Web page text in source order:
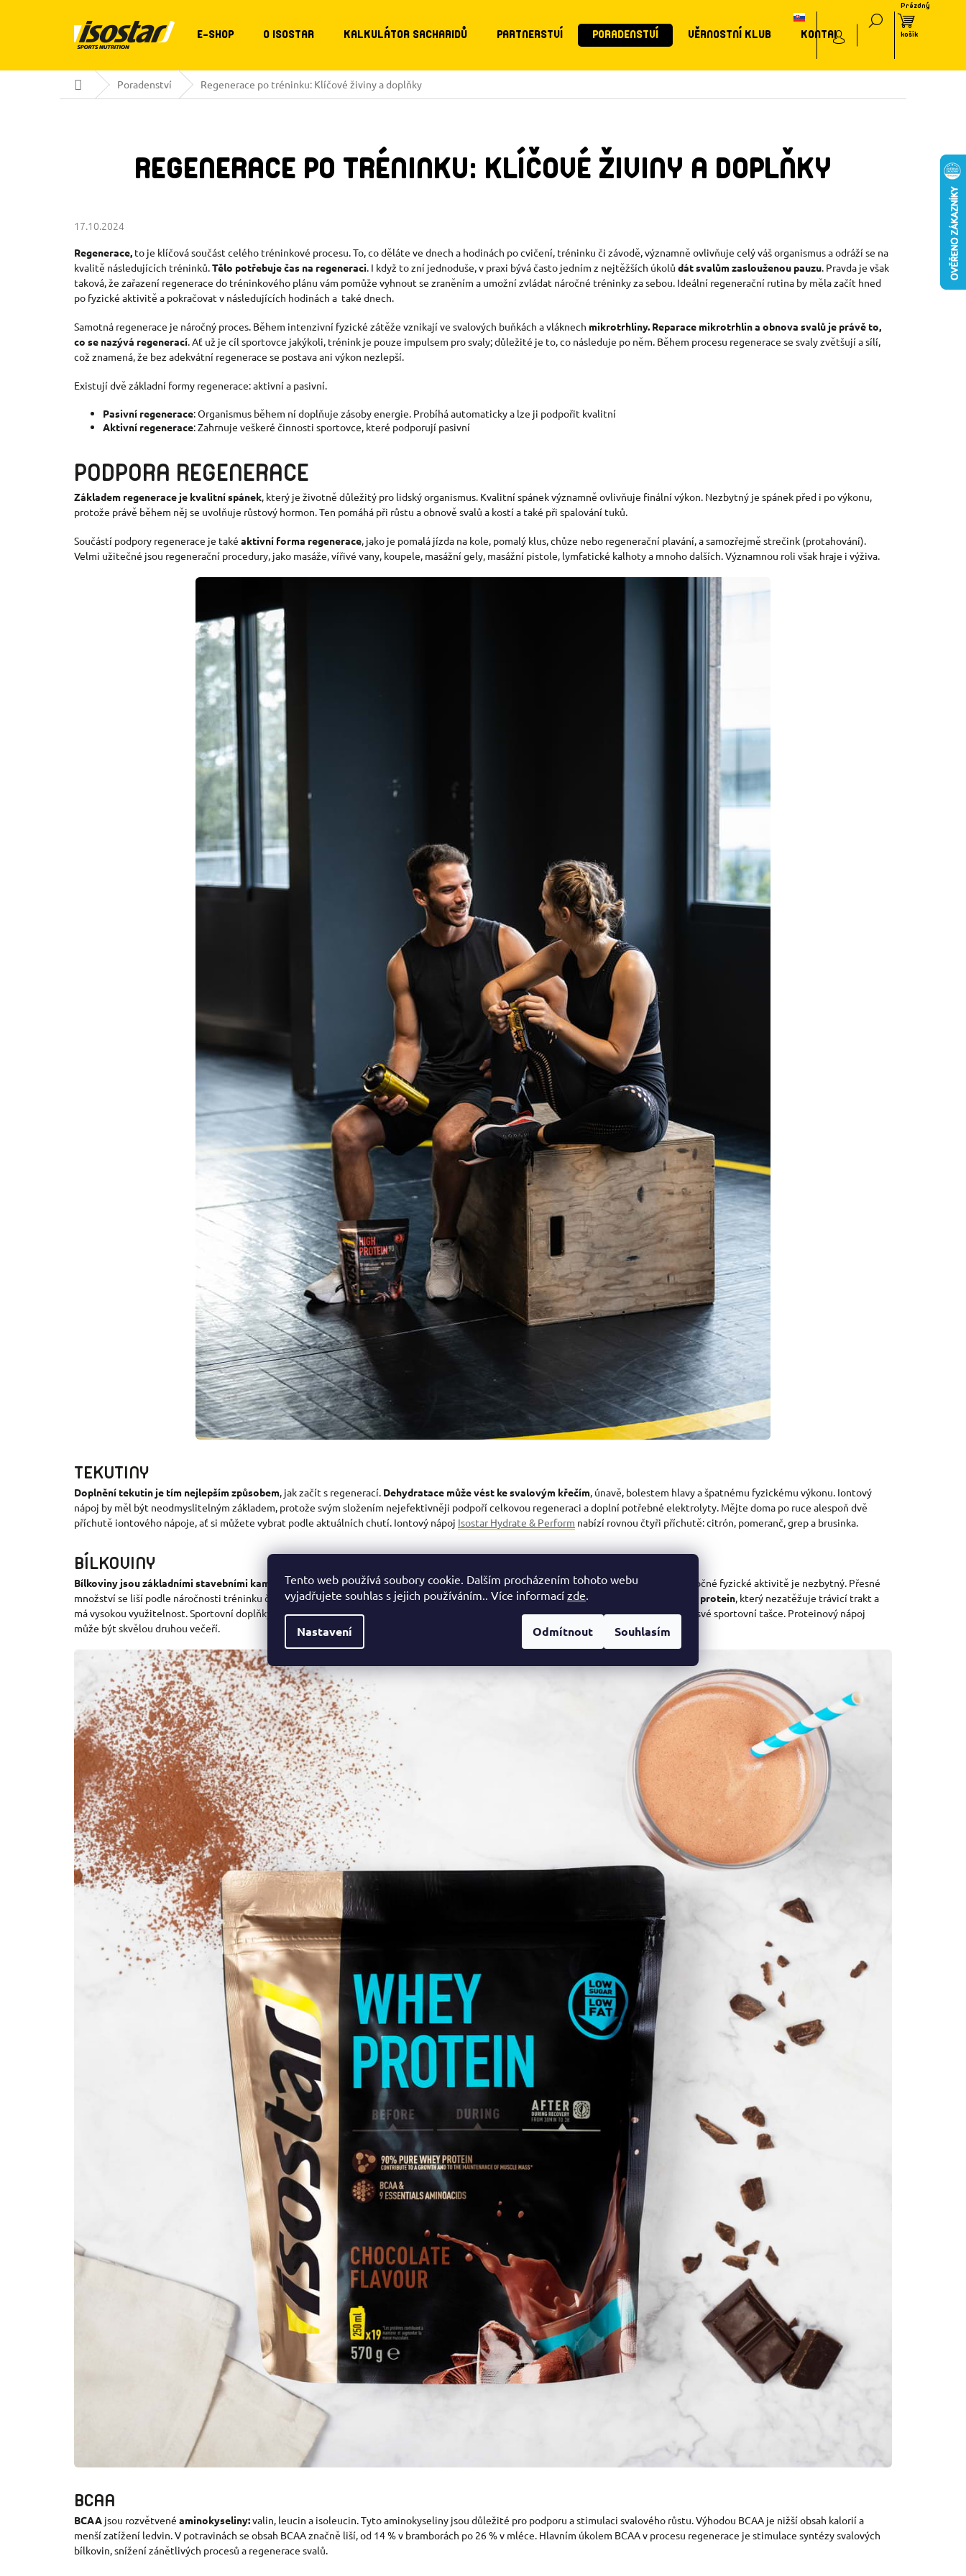
Tento web používá soubory cookie. Dalším procházením tohoto webu
vyjadřujete souhlas s jejich používáním.. Více informací zde.
Nastavení Odmítnout Souhlasím
E-SHOP O ISOSTAR KALKULÁTOR SACHARIDŮ PARTNERSTVÍ PORADENSTVÍ VĚRNOSTNÍ KLUB KONTAKT
Domů Poradenství Regenerace po tréninku: Klíčové živiny a doplňky
REGENERACE PO TRÉNINKU: KLÍČOVÉ ŽIVINY A DOPLŇKY
17.10.2024
Regenerace, to je klíčová součást celého tréninkové procesu. To, co děláte ve dnech a hodinách po cvičení, tréninku či závodě, významně ovlivňuje celý váš organismus a odráží se na
kvalitě následujících tréninků. Tělo potřebuje čas na regeneraci . I když to zní jednoduše, v praxi bývá často jedním z nejtěžších úkolů dát svalům zaslouženou pauzu . Pravda je však
taková, že zařazení regenerace do tréninkového plánu vám pomůže vyhnout se zraněním a umožní zvládat náročné tréninky za sebou. Ideální regenerační rutina by měla začít hned
po fyzické aktivitě a pokračovat v následujících hodinách a také dnech.
Samotná regenerace je náročný proces. Během intenzivní fyzické zátěže vznikají ve svalových buňkách a vláknech mikrotrhliny. Reparace mikrotrhlin a obnova svalů je právě to,
co se nazývá regenerací . Ať už je cíl sportovce jakýkoli, trénink je pouze impulsem pro svaly; důležité je to, co následuje po něm. Během procesu regenerace se svaly zvětšují a sílí,
což znamená, že bez adekvátní regenerace se postava ani výkon nezlepší.
Existují dvě základní formy regenerace: aktivní a pasivní.
Pasivní regenerace: Organismus během ní doplňuje zásoby energie. Probíhá automaticky a lze ji podpořit kvalitní
Aktivní regenerace: Zahrnuje veškeré činnosti sportovce, které podporují pasivní
PODPORA REGENERACE
Základem regenerace je kvalitní spánek, který je životně důležitý pro lidský organismus. Kvalitní spánek významně ovlivňuje finální výkon. Nezbytný je spánek před i po výkonu,
protože právě během něj se uvolňuje růstový hormon. Ten pomáhá při růstu a obnově svalů a kostí a také při spalování tuků.
Součástí podpory regenerace je také aktivní forma regenerace, jako je pomalá jízda na kole, pomalý klus, chůze nebo regenerační plavání, a samozřejmě strečink (protahování).
Velmi užitečné jsou regenerační procedury, jako masáže, vířivé vany, koupele, masážní gely, masážní pistole, lymfatické kalhoty a mnoho dalších. Významnou roli však hraje i výživa.
TEKUTINY
Doplnění tekutin je tím nejlepším způsobem, jak začít s regenerací. Dehydratace může vést ke svalovým křečím, únavě, bolestem hlavy a špatnému fyzickému výkonu. Iontový
nápoj by měl být neodmyslitelným základem, protože svým složením nejefektivněji podpoří celkovou regeneraci a doplní potřebné elektrolyty. Mějte doma po ruce alespoň dvě
příchutě iontového nápoje, ať si můžete vybrat podle aktuálních chutí. Iontový nápoj Isostar Hydrate & Perform nabízí rovnou čtyři příchutě: citrón, pomeranč, grep a brusinka.
BÍLKOVINY
Bílkoviny jsou základními stavebními kamenypro obnovu mikrotrhlin ve svalech, tkáních a podporu svalového růstu. Jejich příjem po náročné fyzické aktivitě je nezbytný. Přesné
množství se liší podle náročnosti tréninku či závodu a stavu každého sportovce. Z hlediska sportovní výživy je nejlepší volbou
syrovátkový protein, který nezatěžuje trávicí trakt a
má vysokou využitelnost. Sportovní doplňky stráví nabízíproteinové tyčinky a nápoje
. Proteinovou tyčinku doporučuji mít vždy po ruce ve své sportovní tašce. Proteinový nápoj
může být skvělou druhou večeří.
BCAA
BCAA jsou rozvětvené aminokyseliny:valin, leucin a isoleucin. Tyto aminokyseliny jsou důležité pro podporu a stimulaci svalového růstu. Výhodou BCAA je nižší obsah kalorií a
menší zatížení ledvin. V potravinách se obsah BCAA značně liší, od 14 % v bramborách po 26 % v mléce. Hlavním úkolem BCAA v procesu regenerace je stimulace syntézy svalových
bílkovin, snížení zánětlivých procesů a regenerace svalů.